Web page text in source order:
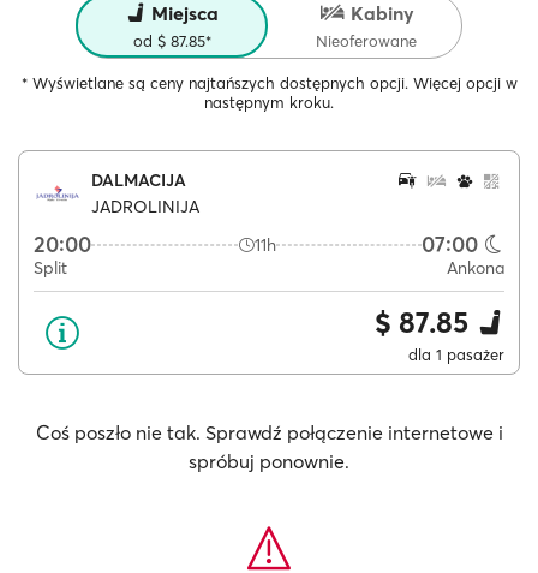
Miejsca
od $ 87.85*
Kabiny
Nieoferowane
* Wyświetlane są ceny najtańszych dostępnych opcji. Więcej opcji w
następnym kroku.
DALMACIJA
JADROLINIJA
20:00 11h 07:00
Split Ankona
$ 87.85
dla 1 pasażer
Coś poszło nie tak. Sprawdź połączenie internetowe i
spróbuj ponownie.